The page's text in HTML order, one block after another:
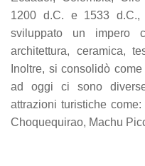
1200 d.C. e 1533
sviluppato un impero
architettura, ceramica,
Inoltre, si consolidò
ad oggi ci sono
attrazioni turistiche
Choquequirao, Machu